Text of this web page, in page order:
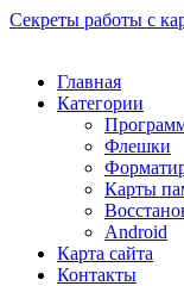
Секреты работы с
Главная
Категории
Флешки
Карты
Android
Карта сайта
Контакты